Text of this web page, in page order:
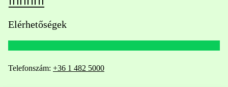
Elérhetőségek
Telefonszám: +36 1 482 5000